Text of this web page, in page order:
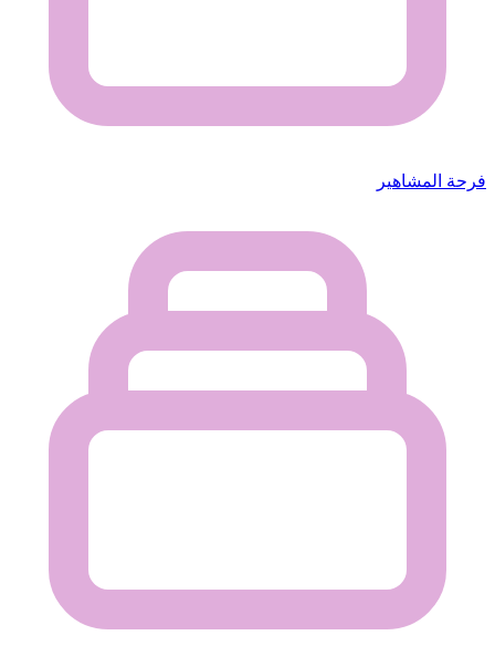
فرحة المشاهير